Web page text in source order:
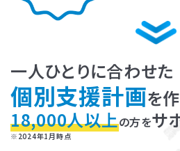
LITALICO研究所
一人ひとりに合わせた
個別支援計画を
18,000人以上の方をサ
※2024年1月時点